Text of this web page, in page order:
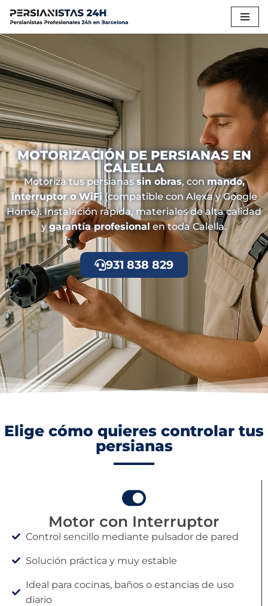
Saltar
al
contenido
MOTORIZACIÓN DE PERSIANAS EN
CALELLA
Motoriza tus persianas sin obras, con mando,
interruptor o WiFi (compatible con Alexa y Google
Home). Instalación rápida, materiales de alta calidad
ygarantía profesionalen toda Calella.
931 838 829
Elige cómo quieres controlar tus
persianas
Motor con Interruptor
Control sencillo mediante pulsador de pared
Solución práctica y muy estable
Ideal para cocinas, baños o estancias de uso
diario